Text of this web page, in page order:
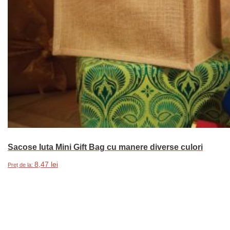
Sacose Iuta Mini Gift Bag cu manere diverse culori
Preț de la: 8,47 lei